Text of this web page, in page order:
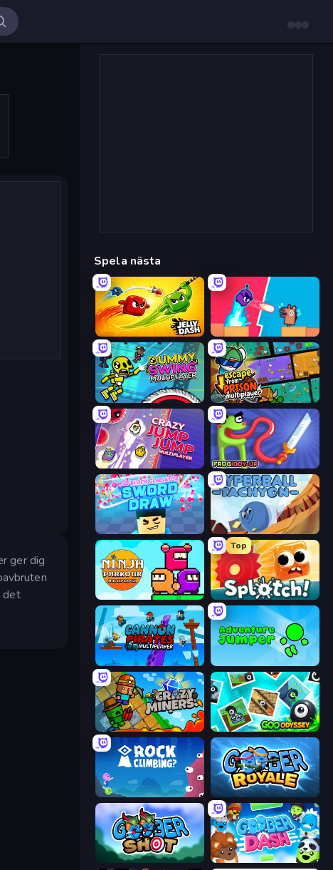
ger dig
det
Spela nästa
Jelly Dash Boom Slingers ReBoom
Crazy Dummy Swing Multiplayer Escape From Prison Multiplayer
Crazy Jump Jump Multiplayer Frogiddy
Hyperball Tachyon
Ninja Parkour Multiplayer
Top
Splotch!
Cannon Pirates Multiplayer Adventure Jumper
Crazy Miners Goo Odyssey
Rock Climbing? Goober Royale
Goober Shot Goober Dash